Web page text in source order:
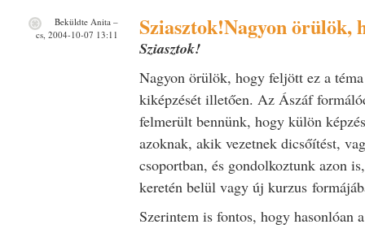
Sziasztok!Nagyon örülök,
Sziasztok!
Nagyon örülök, hogy feljött ez a
kiképzését illetően. Az Ászáf
felmerült bennünk, hogy külön
azoknak, akik vezetnek dicsőítést,
csoportban, és gondolkoztunk azon
keretén belül vagy új kurzus
Szerintem is fontos, hogy hasonlóan
Beküldte Anita –
cs, 2004-10-07 13:11